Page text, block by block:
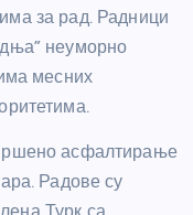
за рад. Радници
неуморно
месних
асфалтирање
Радове су